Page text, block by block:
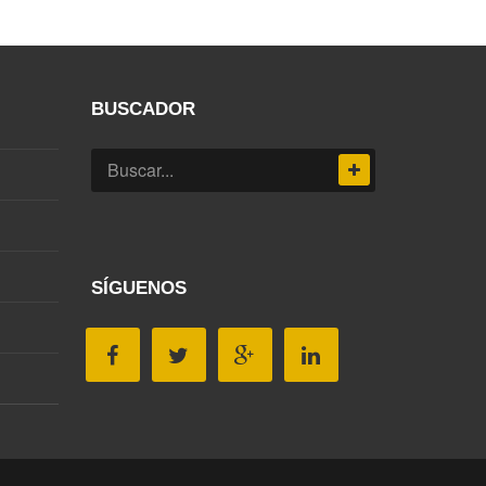
BUSCADOR
SÍGUENOS